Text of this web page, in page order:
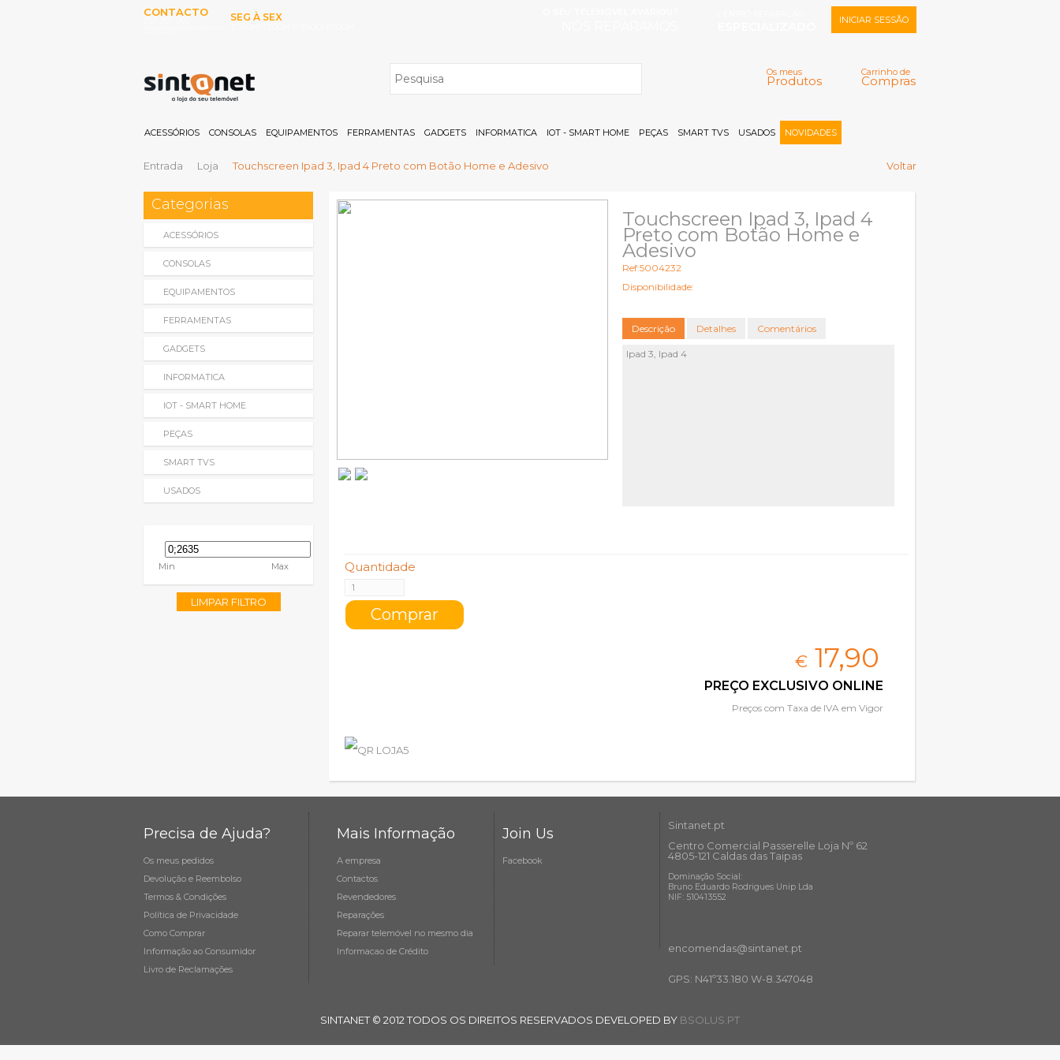
CONTACTO
SEG À SEX
Carrinho de
Compras
Os meus
Produtos
INICIAR SESSÃO
Memorizar
Registar |
ACESSÓRIOS CONSOLAS EQUIPAMENTOS FERRAMENTAS GADGETS INFORMATICA IOT - SMART HOME PEÇAS SMART TVS USADOS NOVIDADES
Entrada Loja Touchscreen Ipad 3, Ipad 4 Preto com Botão Home e Adesivo Voltar
Categorias
ACESSÓRIOS
CONSOLAS
EQUIPAMENTOS
FERRAMENTAS
GADGETS
INFORMATICA
IOT - SMART HOME
PEÇAS
SMART TVS
USADOS
Min Max
LIMPAR FILTRO
Touchscreen Ipad 3, Ipad 4
Preto com Botão Home e
Adesivo
Ref:5004232
Disponibilidade:
Descrição Detalhes Comentários
Ipad 3, Ipad 4
Quantidade
€ 17,90
PREÇO EXCLUSIVO ONLINE
Preços com Taxa de IVA em Vigor
Precisa de Ajuda?
Os meus pedidos
Devolução e Reembolso
Termos & Condições
Política de Privacidade
Como Comprar
Informação ao Consumidor
Livro de Reclamações
Mais Informação
A empresa
Contactos
Revendedores
Reparações
Reparar telemóvel no mesmo dia
Informacao de Crédito
Join Us
Facebook
Sintanet.pt
Centro Comercial Passerelle Loja Nº 62
4805-121 Caldas das Taipas
Dominação Social:
Bruno Eduardo Rodrigues Unip Lda
NIF: 510413552
encomendas@sintanet .pt
GPS: N41º33.180 W-8.347048
SINTANET © 2012 TODOS OS DIREITOS RESERVADOS DEVELOPED BY BSOLUS.PT